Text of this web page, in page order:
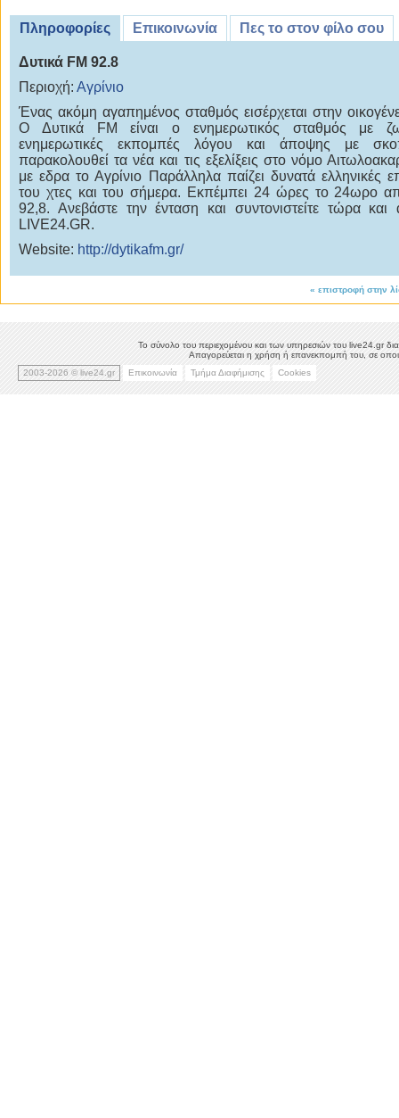
Πληροφορίες Επικοινωνία Πες το στον φίλο σου
Δυτικά FM 92.8
Περιοχή: Αγρίνιο
Ένας ακόμη αγαπημένος σταθμός εισέρχεται στην
Ο Δυτικά FM είναι o ενημερωτικός σταθμός με
ενημερωτικές εκπομπές λόγου και άποψης με
παρακολουθεί τα νέα και τις εξελίξεις στο νόμο
με εδρα το Αγρίνιο Παράλληλα παίζει δυνατά ελληνικές
του χτες και του σήμερα. Εκπέμπει 24 ώρες το 24ωρο
92,8. Ανεβάστε την ένταση και συντονιστείτε τώρα
LIVE24.GR.
Website: http://dytikafm.gr/
« επιστροφή στην
Το σύνολο του περιεχομένου και των υπηρεσιών του live24.gr
Απαγορεύεται η χρήση ή επανεκπομπή του, σε
2003-2026 © live24.gr
Επικοινωνία Τμήμα Διαφήμισης Cookies